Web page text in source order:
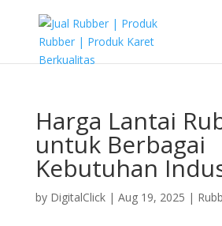
Harga Lantai
untuk Berbagai
Kebutuhan
by DigitalClick| Aug 19, 2025 |